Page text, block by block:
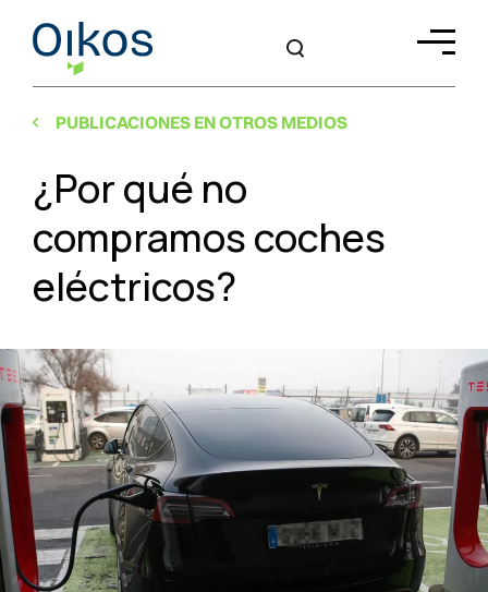
PUBLICACIONES EN OTROS MEDIOS
¿Por qué no
compramos coches
eléctricos?